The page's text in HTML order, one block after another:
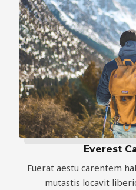
Everest
Fuerat aestu carentem
mutastis locavit